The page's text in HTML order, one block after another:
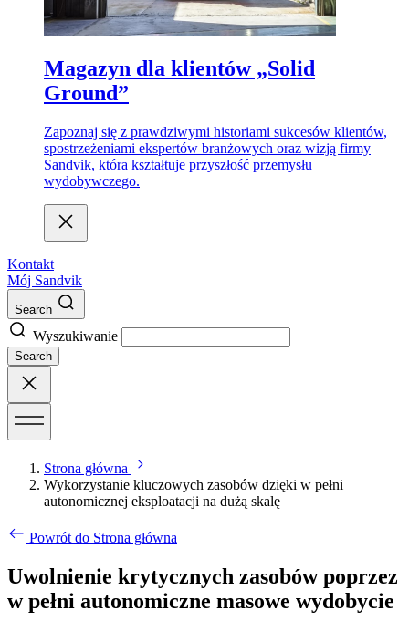
Magazyn dla klientów „Solid
Ground”
Zapoznaj się z prawdziwymi historiami sukcesów klientów,
spostrzeżeniami ekspertów branżowych oraz wizją firmy
Sandvik, która kształtuje przyszłość przemysłu
wydobywczego.
Kontakt
Mój Sandvik
Search
Wyszukiwanie
Search
Strona główna
Wykorzystanie kluczowych zasobów dzięki w pełni
autonomicznej eksploatacji na dużą skalę
Powrót do Strona główna
Uwolnienie krytycznych zasobów poprzez
w pełni autonomiczne masowe wydobycie